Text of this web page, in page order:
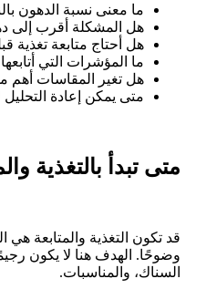
ما معنى نسبة الدهون
هل المشكلة أقرب إلى
هل أحتاج متابعة تغذية
ما المؤشرات التي
هل تغير المقاسات أهم
متى يمكن إعادة
متى تبدأ بالتغذية
قد تكون التغذية والمتابعة هي
وضوحًا. الهدف هنا لا يكون
السناك، والمناسبات.